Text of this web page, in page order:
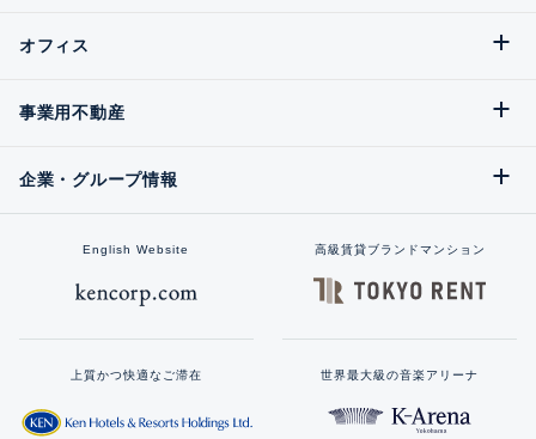
オフィス
事業用不動産
企業・グループ情報
English Website 高級賃貸ブランドマンション
上質かつ快適なご滞在 世界最大級の音楽アリーナ